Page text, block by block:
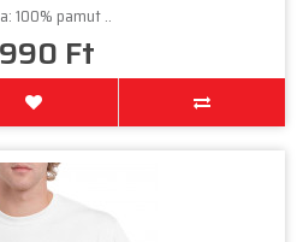
100% pamut ..
Ft